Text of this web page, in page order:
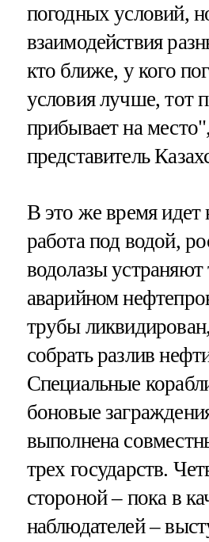
погодных условий,
взаимодействия
кто ближе, у кого
условия лучше, тот
прибывает на
представитель
В это же время идет
работа под водой,
водолазы устраняют
аварийном
трубы
собрать разлив
Специальные
боновые
выполнена
трех государств.
стороной – пока в
наблюдателей –